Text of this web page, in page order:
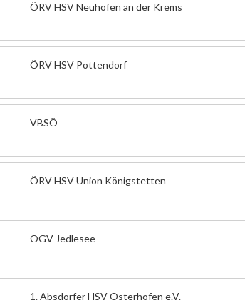
ÖRV HSV Neuhofen an der Krems
ÖRV HSV Pottendorf
VBSÖ
ÖRV HSV Union Königstetten
ÖGV Jedlesee
1. Absdorfer HSV Osterhofen e.V.